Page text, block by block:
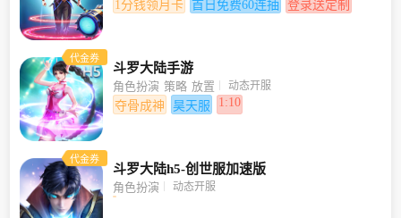
1分钱领月卡 首日免费60连抽 登录送定制
代金券
斗罗大陆手游
角色扮演 策略 放置 动态开服
夺骨成神 昊天服 1:10
代金券
斗罗大陆h5-创世服加速版
角色扮演 动态开服